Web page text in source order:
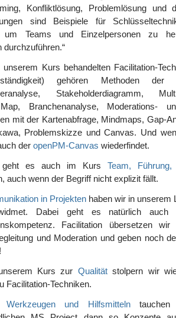
Konfliktlösung, Problemlösung und
sind Beispiele für
um Teams und Einzelpersonen zu
durchzuführen.“
Kurs behandelten Facilitation-
gehören Methoden der
Stakeholderdiagramm,
Branchenanalyse, Moderations-
mit der Kartenabfrage, Mindmaps, Gap-
Problemskizze und Canvas. Und
der openPM-Canvas wiederfindet.
geht es auch im Kurs Team, Führung,
auch wenn der Begriff nicht explizit fällt.
in Projekten haben wir in unserem
Dabei geht es natürlich auch
Facilitation übersetzen
und Moderation und geben noch
Kurs zur Qualitätstolpern wir
Facilitation-Techniken.
Werkzeugen und Hilfsmittelntauchen